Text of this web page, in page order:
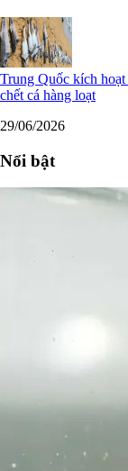
Trung Quốc kích
chết cá hàng loạt
29/06/2026
Nổi bật